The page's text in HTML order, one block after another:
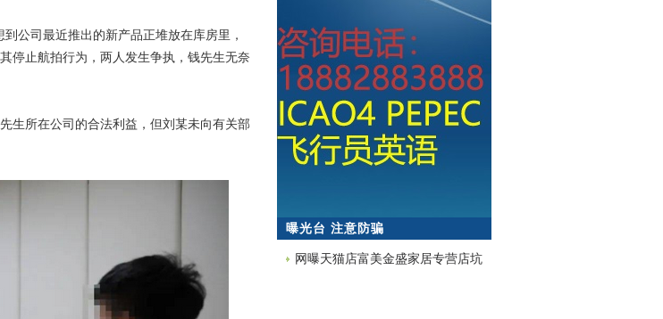
公司最近推出的新产品正堆放在库房里，
停止航拍行为，两人发生争执，钱先生无奈
所在公司的合法利益，但刘某未向有关部
曝光台 注意防骗
网曝天猫店富美金盛家居专营店坑